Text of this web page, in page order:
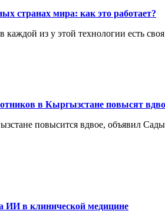
странах мира: как это работает?
из у этой технологии есть
в Кыргызстане повысят
повысится вдвое, объявил
ИИ в клинической медицине